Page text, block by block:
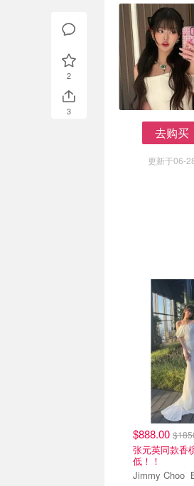
去购买
更新于06-
$888.00
张元英同款香
低！！
2
3